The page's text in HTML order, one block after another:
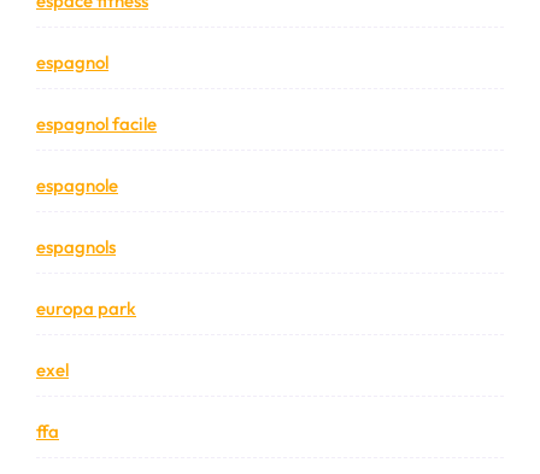
espagnol
espagnol facile
espagnole
espagnols
europa park
exel
ffa